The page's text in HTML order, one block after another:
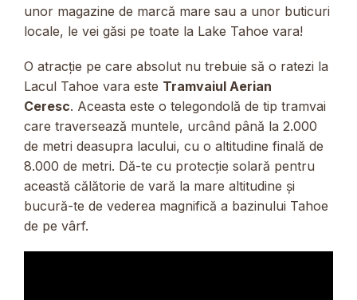
unor magazine de marcă mare sau a unor buticuri
locale, le vei găsi pe toate la Lake Tahoe vara!
O atracție pe care absolut nu trebuie să o ratezi la
Lacul Tahoe vara este Tramvaiul Aerian
Ceresc. Aceasta este o telegondolă de tip tramvai
care traversează muntele, urcând până la 2.000
de metri deasupra lacului, cu o altitudine finală de
8.000 de metri. Dă-te cu protecție solară pentru
această călătorie de vară la mare altitudine și
bucură-te de vederea magnifică a bazinului Tahoe
de pe vârf.